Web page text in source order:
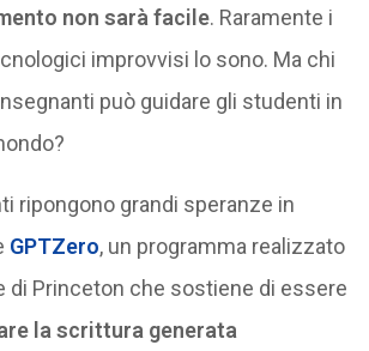
non sarà facile. Raramente i
improvvisi lo sono. Ma chi
può guidare gli studenti in
ripongono grandi speranze in
GPTZero, un programma realizzato
di Princeton che sostiene di essere
la scrittura generata